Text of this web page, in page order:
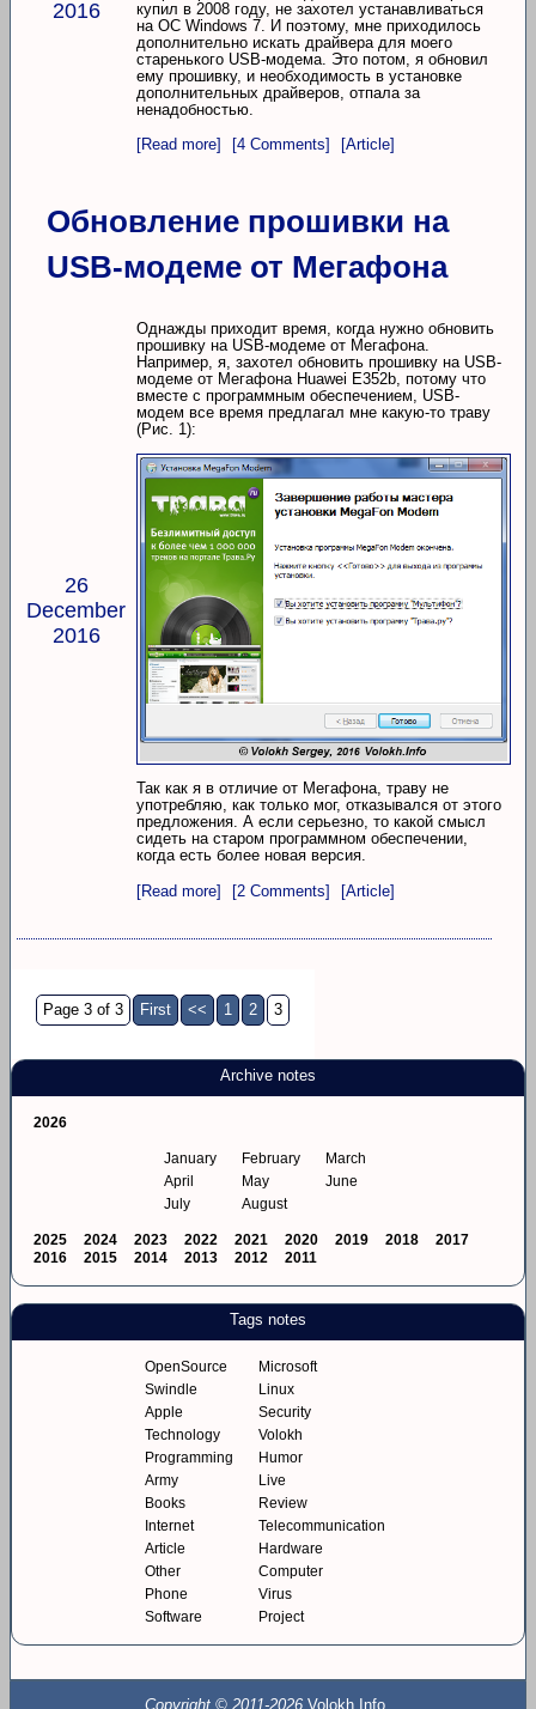
2016
купил в 2008 году, не захотел устанавливаться
на ОС Windows 7. И поэтому, мне приходилось
дополнительно искать драйвера для моего
старенького USB-модема. Это потом, я обновил
ему прошивку, и необходимость в установке
дополнительных драйверов, отпала за
ненадобностью.
[Read more]
[4 Comments] [Article]
Обновление прошивки на
USB-модеме от Мегафона
26
December
2016
Однажды приходит время, когда нужно обновить
прошивку на USB-модеме от Мегафона.
Например, я, захотел обновить прошивку на USB-
модеме от Мегафона Huawei E352b, потому что
вместе с программным обеспечением, USB-
модем все время предлагал мне какую-то траву
(Рис. 1):
Так как я в отличие от Мегафона, траву не
употребляю, как только мог, отказывался от этого
предложения. А если серьезно, то какой смысл
сидеть на старом программном обеспечении,
когда есть более новая версия.
[Read more]
[2 Comments] [Article]
Page 3 of 3 First << 1 2 3
Archive notes
2026
January February
March
April
May
June
July
August
2025 2024 2023 2022 2021 2020 2019 2018
2017
2016
2015 2014 2013 2012 2011
Tags notes
OpenSource
Microsoft
Swindle
Linux
Apple
Security
Technology
Volokh
Programming
Humor
Army
Live
Books
Review
Internet
Telecommunication
Article
Hardware
Other
Computer
Phone
Virus
Software
Project
Copyright © 2011-2026 Volokh.Info